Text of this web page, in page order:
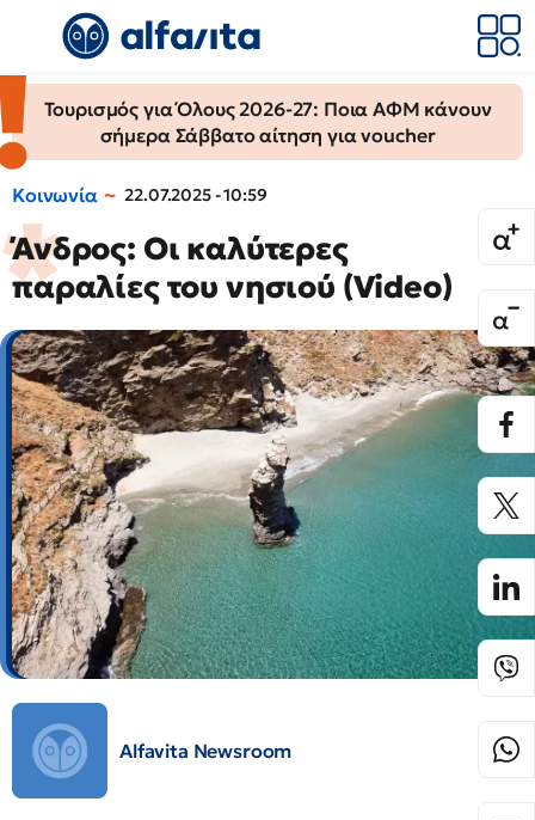
Τουρισμός για Όλους 2026-27: Ποια ΑΦΜ κάνουν
σήμερα Σάββατο αίτηση για voucher
Κοινωνία 22.07.2025 - 10:59
Άνδρος: Οι καλύτερες
παραλίες του νησιού (Video)
Alfavita Newsroom